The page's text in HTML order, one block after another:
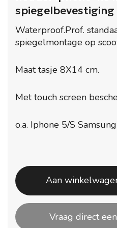
spiegelbevestiging
Waterproof.Prof.
spiegelmontage op
Maat tasje 8X14 cm.
Met touch screen
o.a. Iphone 5/S
Aan
Vraag direct